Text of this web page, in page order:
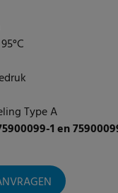
Type A
1 en